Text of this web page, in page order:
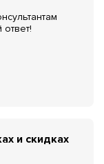
и скидках